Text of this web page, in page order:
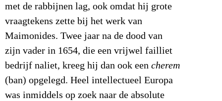
met de rabbijnen lag, ook omdat hij grote
vraagtekens zette bij het werk van
Maimonides. Twee jaar na de dood van
zijn vader in 1654, die een vrijwel failliet
bedrijf naliet, kreeg hij dan ook een cherem
(ban) opgelegd. Heel intellectueel Europa
was inmiddels op zoek naar de absolute